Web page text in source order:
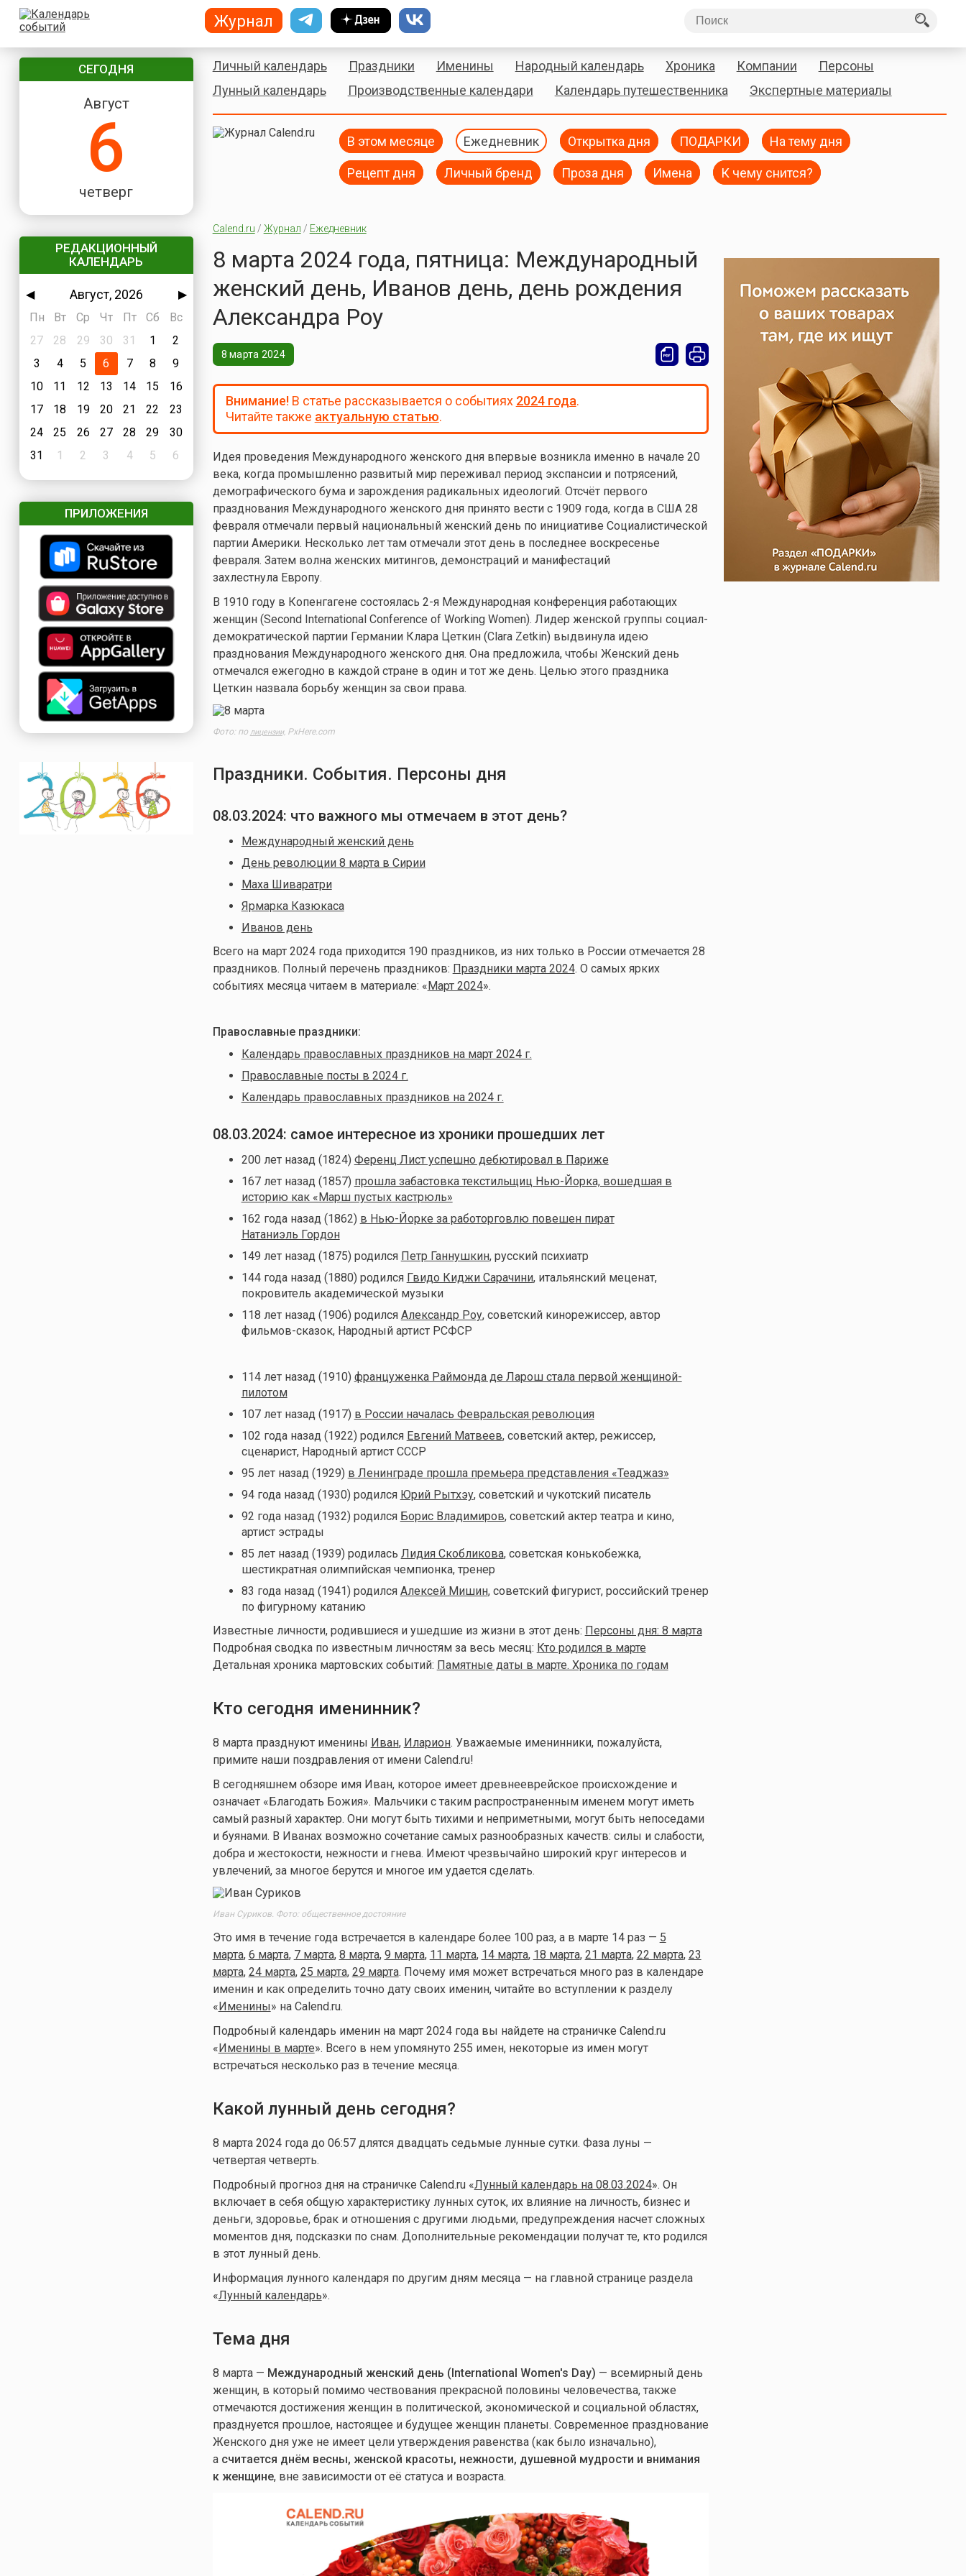
СЕГОДНЯ
Август
6
четверг
РЕДАКЦИОННЫЙ
КАЛЕНДАРЬ
◀ Август, 2026
▶
Пн
Вт Ср Чт Пт Сб
Вс
27
28 29 30 31 1
2
3
4 5 6 7 8
9
10
11 12 13 14 15
16
17
18 19 20 21 22
23
24
25 26 27 28 29
30
31
1 2 3 4 5 6
ПРИЛОЖЕНИЯ
Личный календарь Праздники Именины Народный календарь Хроника Компании
Персоны
Лунный календарь
Производственные календари Календарь путешественника Экспертные материалы
В этом месяце Ежедневник Открытка дня ПОДАРКИ На тему дня
Рецепт дня Личный бренд Проза дня Имена К чему снится?
Calend.ru / Журнал / Ежедневник
8 марта 2024 года, пятница: Международный
женский день, Иванов день, день рождения
Александра Роу
8 марта 2024
Внимание!В статье рассказывается о событиях 2024 года.
Читайте также актуальную статью.
Идея проведения Международного женского дня впервые возникла именно в начале 20
века, когда промышленно развитый мир переживал период экспансии и потрясений,
демографического бума и зарождения радикальных идеологий. Отсчёт первого
празднования Международного женского дня принято вести с 1909 года, когда в США 28
февраля отмечали первый национальный женский день по инициативе Социалистической
партии Америки. Несколько лет там отмечали этот день в последнее воскресенье
февраля. Затем волна женских митингов, демонстраций и манифестаций
захлестнула Европу.
В 1910 году в Копенгагене состоялась 2-я Международная конференция работающих
женщин (Second International Conference of Working Women). Лидер женской группы социал-
демократической партии Германии Клара Цеткин (Clara Zetkin) выдвинула идею
празднования Международного женского дня. Она предложила, чтобы Женский день
отмечался ежегодно в каждой стране в один и тот же день. Целью этого праздника
Цеткин назвала борьбу женщин за свои права.
Фото: по лицензии, PxHere.com
Праздники. События. Персоны дня
08.03.2024: что важного мы отмечаем в этот день?
Международный женский день
День революции 8 марта в Сирии
Маха Шиваратри
Ярмарка Казюкаса
Иванов день
Всего на март2024 года приходится 190 праздников, из них только в России отмечается 28
праздников. Полный перечень праздников: Праздники марта 2024. О самых ярких
событиях месяца читаем в материале: «Март 2024».
Православные праздники:
Календарь православных праздников на март 2024 г.
Православные посты в 2024 г.
Календарь православных праздников на 2024 г.
08.03.2024: самое интересное из хроники прошедших лет
200 лет назад (1824) Ференц Лист успешно дебютировал в Париже
167 лет назад (1857) прошла забастовка текстильщиц Нью-Йорка, вошедшая в
историю как «Марш пустых кастрюль»
162 года назад (1862) в Нью-Йорке за работорговлю повешен пират
Натаниэль Гордон
149 лет назад (1875) родился Петр Ганнушкин, русский психиатр
144 года назад (1880) родился Гвидо Киджи Сарачини, итальянский меценат,
покровитель академической музыки
118 лет назад (1906) родился Александр Роу, советский кинорежиссер, автор
фильмов-сказок, Народный артист РСФСР
114 лет назад (1910) француженка Раймонда де Ларош стала первой женщиной-
пилотом
107 лет назад (1917) в России началась Февральская революция
102 года назад (1922) родился Евгений Матвеев, советский актер, режиссер,
сценарист, Народный артист СССР
95 лет назад (1929) в Ленинграде прошла премьера представления «Теаджаз»
94 года назад (1930) родился Юрий Рытхэу, советский и чукотский писатель
92 года назад (1932) родился Борис Владимиров, советский актер театра и кино,
артист эстрады
85 лет назад (1939) родилась Лидия Скобликова, советская конькобежка,
шестикратная олимпийская чемпионка, тренер
83 года назад (1941) родился Алексей Мишин, советский фигурист, российский тренер
по фигурному катанию
Известные личности, родившиеся и ушедшие из жизни в этот день: Персоны дня: 8 марта
Подробная сводка по известным личностям за весь месяц: Кто родился в марте
Детальная хроника мартовских событий: Памятные даты в марте. Хроника по годам
Кто сегодня именинник?
8 марта празднуют именины Иван, Иларион. Уважаемые именинники, пожалуйста,
примите наши поздравления от имени Calend.ru!
В сегодняшнем обзоре имя Иван, которое имеет древнееврейское происхождение и
означает «Благодать Божия». Мальчики с таким распространенным именем могут иметь
самый разный характер. Они могут быть тихими и неприметными, могут быть непоседами
и буянами. В Иванах возможно сочетание самых разнообразных качеств: силы и слабости,
добра и жестокости, нежности и гнева. Имеют чрезвычайно широкий круг интересов и
увлечений, за многое берутся и многое им удается сделать.
Иван Суриков. Фото: общественное достояние
Это имя в течение года встречается в календаре более 100 раз, а в марте 14 раз — 5
марта, 6 марта, 7 марта, 8 марта, 9 марта, 11 марта, 14 марта, 18 марта, 21 марта, 22 марта, 23
марта, 24 марта, 25 марта, 29 марта. Почему имя может встречаться много раз в календаре
именин и как определить точно дату своих именин, читайте во вступлении к разделу
«Именины» на Calend.ru.
Подробный календарь именин на март 2024 года вы найдете на страничке Calend.ru
«Именины в марте». Всего в нем упомянуто 255 имен, некоторые из имен могут
встречаться несколько раз в течение месяца.
Какой лунный день сегодня?
8 марта 2024 года до 06:57 длятся двадцать седьмые лунные сутки. Фаза луны —
четвертая четверть.
Подробный прогноз дня на страничке Calend.ru «Лунный календарь на 08.03.2024». Он
включает в себя общую характеристику лунных суток, их влияние на личность, бизнес и
деньги, здоровье, брак и отношения с другими людьми, предупреждения насчет сложных
моментов дня, подсказки по снам. Дополнительные рекомендации получат те, кто родился
в этот лунный день.
Информация лунного календаря по другим дням месяца — на главной странице раздела
«Лунный календарь».
Тема дня
8 марта — Международный женский день (International Women's Day) — всемирный день
женщин, в который помимо чествования прекрасной половины человечества, также
отмечаются достижения женщин в политической, экономической и социальной областях,
празднуется прошлое, настоящее и будущее женщин планеты. Современное празднование
Женского дня уже не имеет цели утверждения равенства (как было изначально),
а считается днём весны, женской красоты, нежности, душевной мудрости и внимания
к женщине, вне зависимости от её статуса и возраста.
Журнал